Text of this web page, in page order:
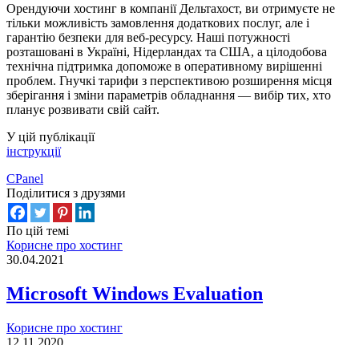
Орендуючи хостинг в компанії Дельтахост, ви отримуєте не
тільки можливість замовлення додаткових послуг, але і
гарантію безпеки для веб-ресурсу. Наші потужності
розташовані в Україні, Нідерландах та США, а цілодобова
технічна підтримка допоможе в оперативному вирішенні
проблем. Гнучкі тарифи з перспективою розширення місця
зберігання і зміни параметрів обладнання — вибір тих, хто
планує розвивати свій сайт.
У цій публікації
інструкції
СPanel
Поділитися з друзями
По цій темі
Корисне про хостинг
30.04.2021
Microsoft Windows Evaluation
Корисне про хостинг
12.11.2020